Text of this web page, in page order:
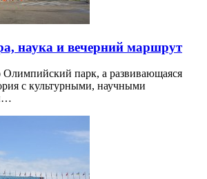
наука и вечерний маршрут
парк, а развивающаяся
с культурными, научными